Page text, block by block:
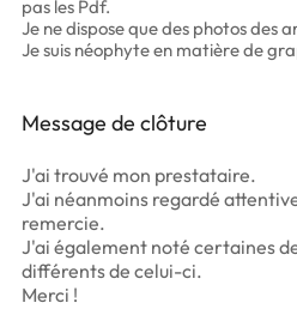
pas les Pdf.
Je ne dispose que des photos des
Je suis néophyte en matière de
Message de clôture
J'ai trouvé mon prestataire.
J'ai néanmoins regardé
remercie.
J'ai également noté certaines
différents de celui-ci.
Merci !